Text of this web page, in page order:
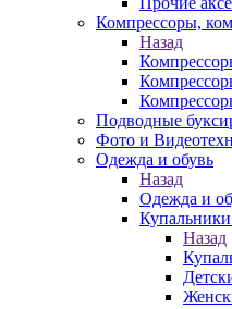
Компрессоры,
Назад
Подводные
Фото и
Одежда и обувь
Назад
Одежда и
Назад